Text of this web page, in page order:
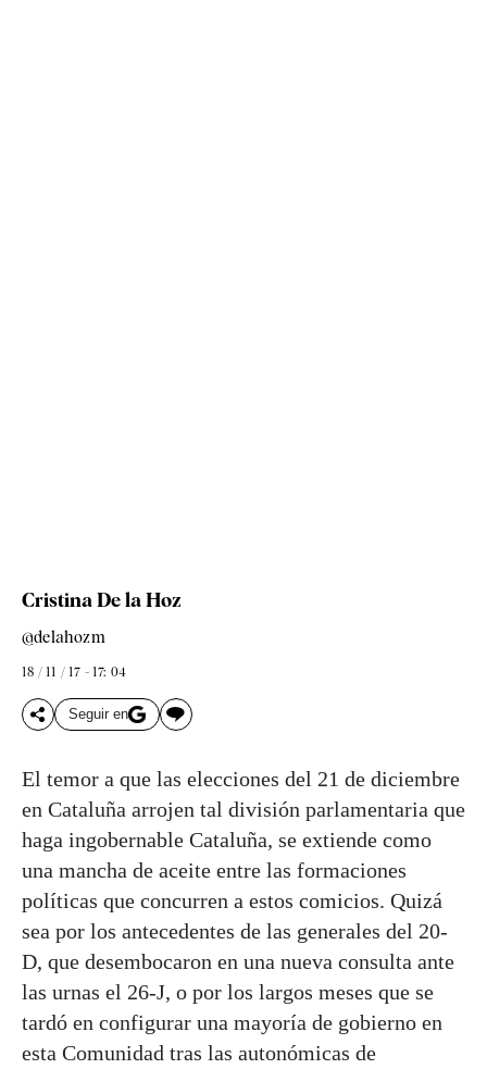
Cristina De la Hoz
@delahozm
18 / 11 / 17 - 17: 04
Seguir en
El temor a que las elecciones del 21 de diciembre
en Cataluña arrojen tal división parlamentaria que
haga ingobernable Cataluña, se extiende como
una mancha de aceite entre las formaciones
políticas que concurren a estos comicios. Quizá
sea por los antecedentes de las generales del 20-
D, que desembocaron en una nueva consulta ante
las urnas el 26-J, o por los largos meses que se
tardó en configurar una mayoría de gobierno en
esta Comunidad tras las autonómicas de